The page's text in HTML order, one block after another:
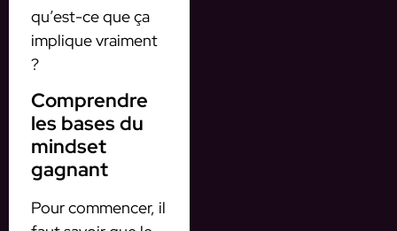
qu’est-ce que ça
implique vraiment
?
Comprendre
les bases du
mindset
gagnant
Pour commencer, il